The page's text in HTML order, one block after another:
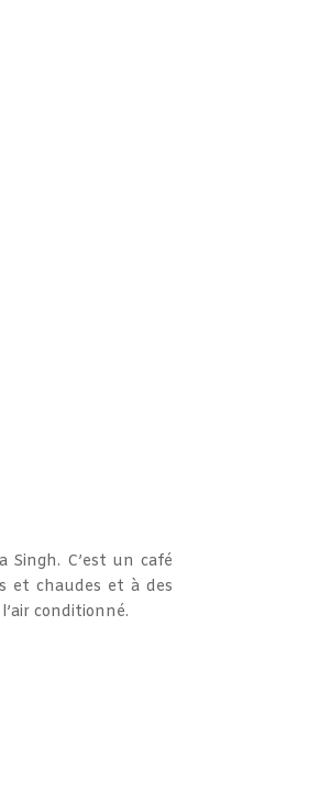
C’est un café
et chaudes et à des
conditionné.